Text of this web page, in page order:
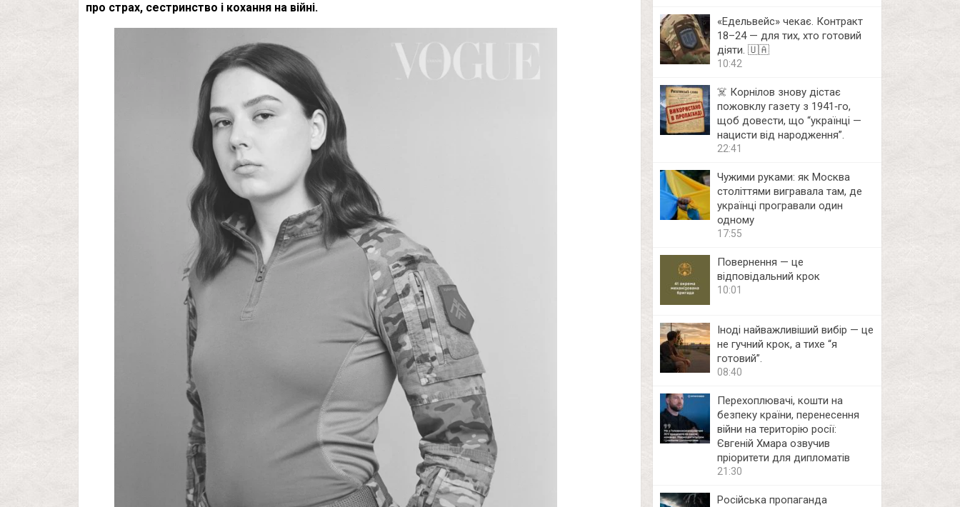
про страх, сестринство і кохання на війні.
«Едельвейс» чекає. Контракт
18–24 — для тих, хто готовий
діяти. 🇺🇦
10:42
☠️ Корнілов знову дістає
пожовклу газету з 1941‑го,
щоб довести, що “українці —
нацисти від народження”.
22:41
Чужими руками: як Москва
століттями вигравала там, де
українці програвали один
одному
17:55
Повернення — це
відповідальний крок
10:01
Іноді найважливіший вибір — це
не гучний крок, а тихе “я
готовий”.
08:40
Перехоплювачі, кошти на
безпеку країни, перенесення
війни на територію росії:
Євгеній Хмара озвучив
пріоритети для дипломатів
21:30
Російська пропаганда